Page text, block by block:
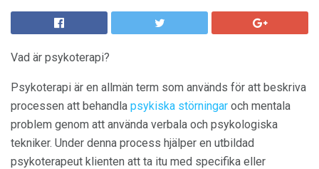
Vad är psykoterapi?
Psykoterapi är en allmän term som används för att beskriva
processen att behandla psykiska störningar och mentala
problem genom att använda verbala och psykologiska
tekniker. Under denna process hjälper en utbildad
psykoterapeut klienten att ta itu med specifika eller